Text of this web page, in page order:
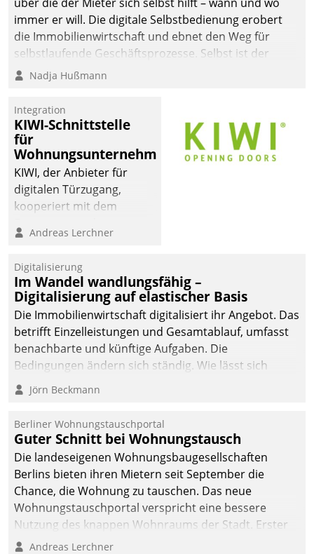
immer er will. Die digitale Selbstbedienung erobert
die Immobilienwirtschaft und ebnet den Weg für
selbstlaufende Geschäftsprozesse. Selbst ist der
Kunde und smart der Serviceanbieter.
Nadja Hußmann
Integration
KIWI-Schnittstelle
für
Wohnungsunternehmen
KIWI, der Anbieter für
digitalen Türzugang,
kooperiert mit dem
Softwareentwicklungshaus
Andreas Lerchner
Digitalisierung
Im Wandel wandlungsfähig –
Digitalisierung auf elastischer Basis
Die Immobilienwirtschaft digitalisiert ihr Angebot. Das
betrifft Einzelleistungen und Gesamtablauf, umfasst
benachbarte und künftige Aufgaben. Die
Bedingungen ändern sich ständig. Wie lässt sich
technisch die Kontrolle wahren und zugleich Freiraum
fürs Wachsen öffnen?
Jörn Beckmann
Berliner Wohnungstauschportal
Guter Schnitt bei Wohnungstausch
Die landeseigenen Wohnungsbaugesellschaften
Berlins bieten ihren Mietern seit September die
Chance, die Wohnung zu tauschen. Das neue
Wohnungstauschportal verspricht eine bessere
Nutzung des knappen Wohnraums der Stadt. Erster
Anwendungsfall für Datatrains Lösung API-Hub mit
Andreas Lerchner